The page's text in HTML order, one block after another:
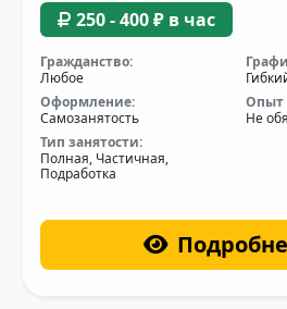
250 - 400 ₽ в час
Гражданство:
Любое
Оформление:
Самозанятость
Опыт
Не
Тип занятости:
Полная, Частичная,
Подработка